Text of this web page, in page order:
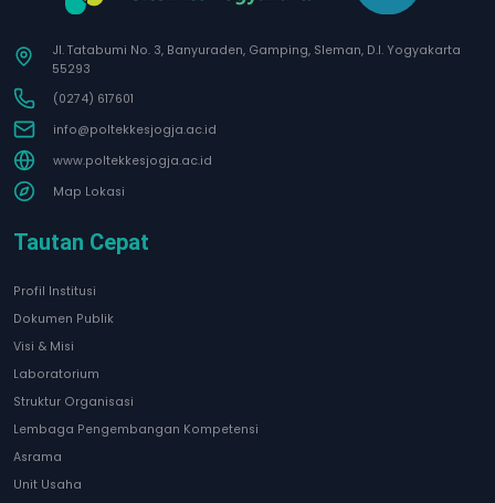
Jl. Tatabumi No. 3, Banyuraden, Gamping, Sleman, D.I. Yogyakarta
55293
(0274) 617601
info@poltekkesjogja.ac.id
www.poltekkesjogja.ac.id
Map Lokasi
Tautan Cepat
Profil Institusi
Dokumen Publik
Visi & Misi
Laboratorium
Struktur Organisasi
Lembaga Pengembangan Kompetensi
Asrama
Unit Usaha